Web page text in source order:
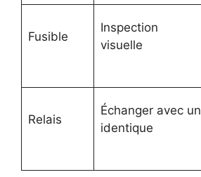
Fusible
Inspection
visuelle
Relais
Échanger avec un
identique